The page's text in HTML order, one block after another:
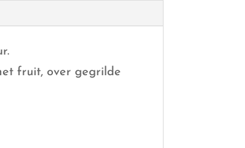
fruit, over gegrilde